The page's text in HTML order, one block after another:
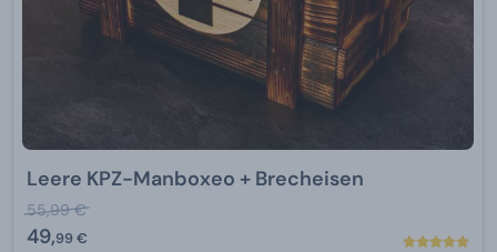
Leere KPZ-Manboxeo + Brecheisen
55,99 €
49,99 €